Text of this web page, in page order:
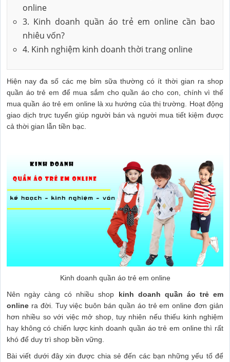
online
3. Kinh doanh quần áo trẻ em online cần bao
nhiêu vốn?
4. Kinh nghiệm kinh doanh thời trang online
Hiện nay đa số các mẹ bỉm sữa thường có ít thời gian ra shop
quần áo trẻ em để mua sắm cho quần áo cho con, chính vì thế
mua quần áo trẻ em online là xu hướng của thị trường. Hoạt động
giao dịch trực tuyến giúp người bán và người mua tiết kiệm được
cả thời gian lẫn tiền bạc.
Kinh doanh quần áo trẻ em online
Nên ngày càng có nhiều shop kinh doanh quần áo trẻ em
online ra đời. Tuy việc buôn bán quần áo trẻ em online đơn giản
hơn nhiều so với việc mở shop, tuy nhiên nếu thiếu kinh nghiệm
hay không có chiến lược kinh doanh quần áo trẻ em online thì rất
khó để duy trì shop bền vững.
Bài viết dưới đây xin được chia sẻ đến các bạn những yếu tố để